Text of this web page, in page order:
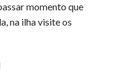
momento que
na ilha visite os